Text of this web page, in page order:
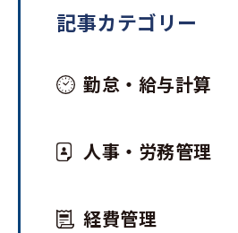
記事カテゴリー
勤怠・給与計算
人事・労務管理
経費管理